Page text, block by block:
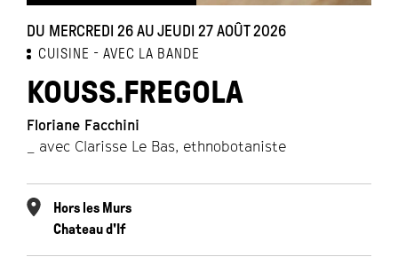
DU MERCREDI 26 AU JEUDI 27 AOÛT 2026
CUISINE AVEC LA BANDE
KOUSS.FREGOLA
Floriane Facchini
_ avec Clarisse Le Bas, ethnobotaniste
Hors les Murs
Chateau d'If